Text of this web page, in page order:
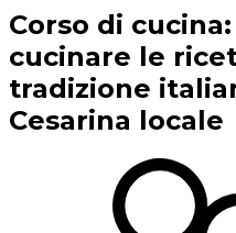
Corso di
cucinare le
tradizione
Cesarina locale